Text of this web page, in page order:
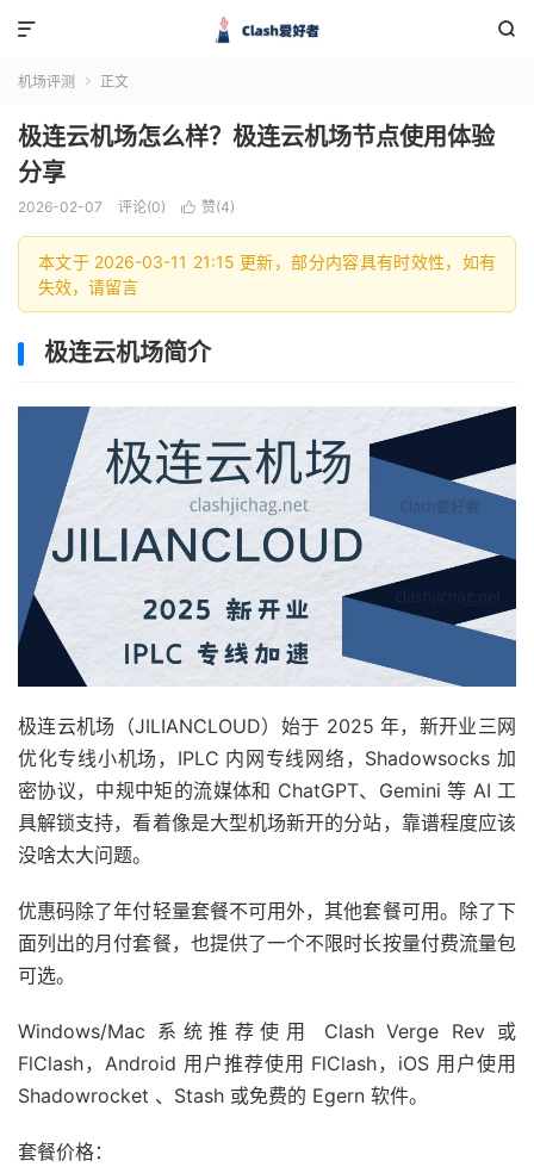


机场评测  正文
极连云机场怎么样？极连云机场节点使用体验
分享
2026-02-07 评论(0)  赞(4)
本文于 2026-03-11 21:15 更新，部分内容具有时效性，如有
失效，请留言
极连云机场简介
极连云机场（JILIANCLOUD）始于 2025 年，新开业三网
优化专线小机场，IPLC 内网专线网络，Shadowsocks 加
密协议，中规中矩的流媒体和 ChatGPT、Gemini 等 AI 工
具解锁支持，看着像是大型机场新开的分站，靠谱程度应该
没啥太大问题。
优惠码除了年付轻量套餐不可用外，其他套餐可用。除了下
面列出的月付套餐，也提供了一个不限时长按量付费流量包
可选。
Windows/Mac 系统推荐使用 Clash Verge Rev 或
FlClash，Android 用户推荐使用 FlClash，iOS 用户使用
Shadowrocket 、Stash 或免费的 Egern 软件。
套餐价格：